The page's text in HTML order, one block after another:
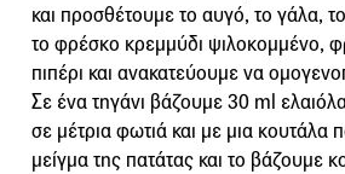
και προσθέτουμε το αυγό, το γάλα,
το φρέσκο κρεμμύδι ψιλοκομμένο,
πιπέρι και ανακατεύουμε να
Σε ένα τηγάνι βάζουμε 30 ml
σε μέτρια φωτιά και με μια κουτάλα
μείγμα της πατάτας και το βάζουμε